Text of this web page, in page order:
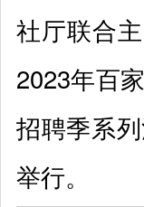
社厅联合
2023年百
招聘季系
举行。